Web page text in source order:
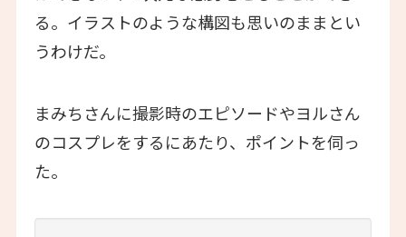
る。イラストのような構図も思いのままとい
うわけだ。
まみちさんに撮影時のエピソードやヨルさん
のコスプレをするにあたり、ポイントを伺っ
た。